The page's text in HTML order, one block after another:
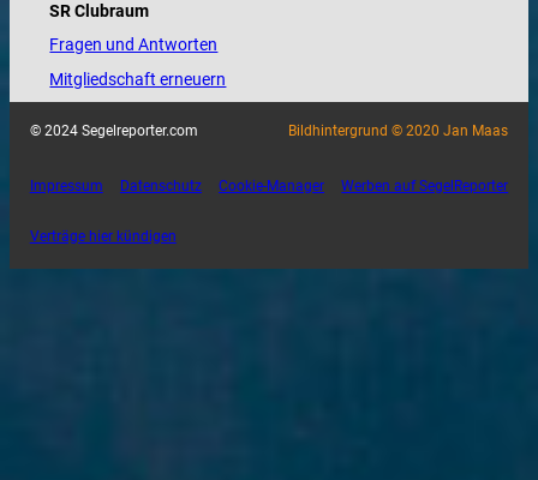
SR Clubraum
Fragen und Antworten
Mitgliedschaft erneuern
© 2024 Segelreporter.com Bildhintergrund © 2020 Jan Maas
Impressum Datenschutz Cookie-Manager Werben auf SegelReporter
Verträge hier kündigen